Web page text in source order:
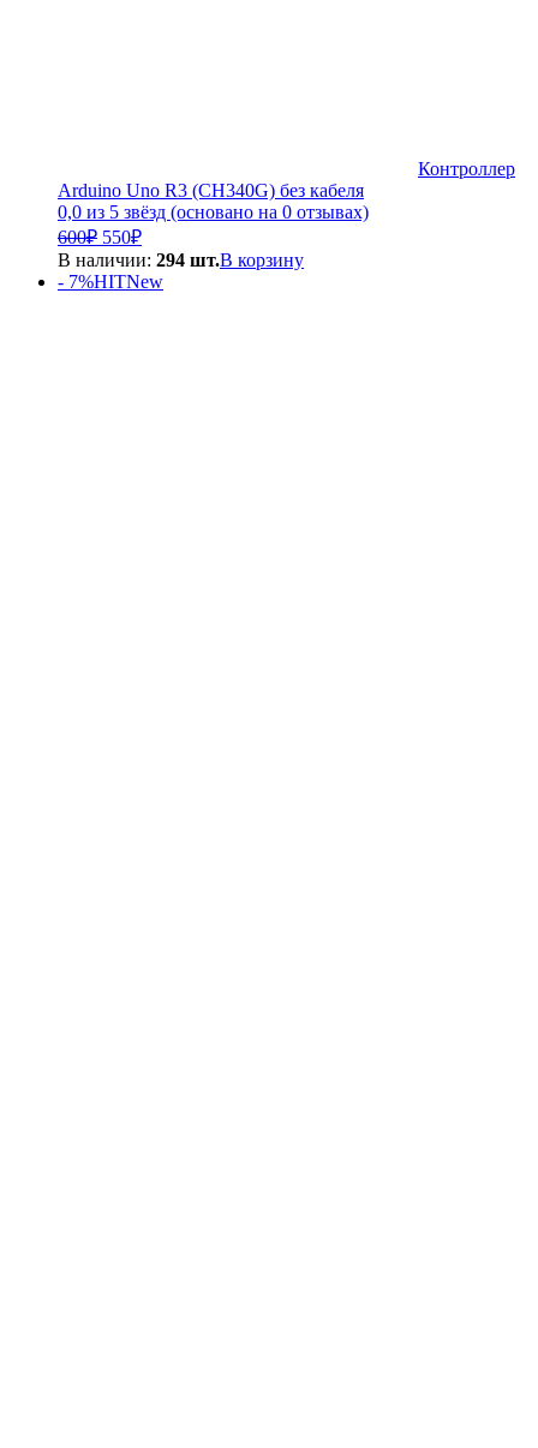
Контроллер
Arduino Uno R3 (CH340G) без кабеля
0,0 из 5 звёзд (основано на 0 отзывах)
600₽ Первоначальная
цена
составляла
550₽Текущая
цена:
550₽.
В наличии: 294 шт.В корзину
- 7%HITNew